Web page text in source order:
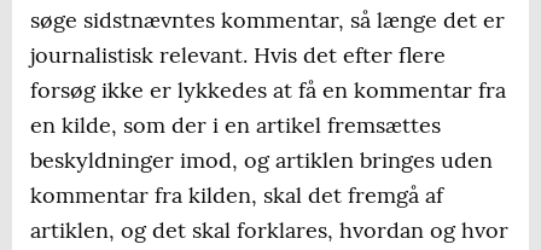
søge sidstnævntes kommentar, så længe det er
journalistisk relevant. Hvis det efter flere
forsøg ikke er lykkedes at få en kommentar fra
en kilde, som der i en artikel fremsættes
beskyldninger imod, og artiklen bringes uden
kommentar fra kilden, skal det fremgå af
artiklen, og det skal forklares, hvordan og hvor